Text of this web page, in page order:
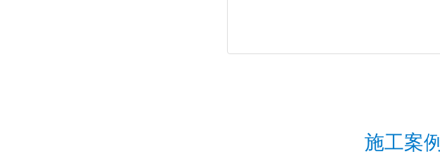
施工案例